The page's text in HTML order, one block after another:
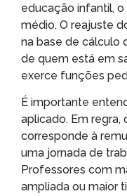
educação infantil,
médio. O reajuste
na base de cálculo
de quem está em
exerce funções
É importante
aplicado. Em
corresponde à
uma jornada de
Professores com
ampliada ou maior